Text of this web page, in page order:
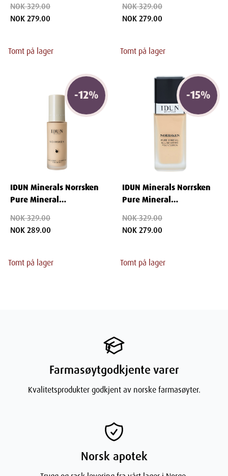
30 ml - Saga
NOK 329.00
NOK 279.00
Tomt på lager
Freja 30 ml
NOK 329.00
NOK 279.00
Tomt på lager
-12%
IDUN Minerals Norrsken
Pure Mineral
Disa 30 ml
NOK 329.00
NOK 289.00
Tomt på lager
-15%
IDUN Minerals Norrsken
Pure Mineral
Svea 30 ml
NOK 329.00
NOK 279.00
Tomt på lager
Farmasøytgodkjente varer
Kvalitetsprodukter godkjent av norske farmasøyter.
Norsk apotek